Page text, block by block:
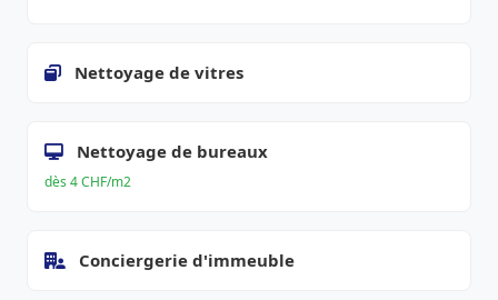
Nettoyage de vitres
Nettoyage de bureaux
dès 4 CHF/m2
Conciergerie d'immeuble